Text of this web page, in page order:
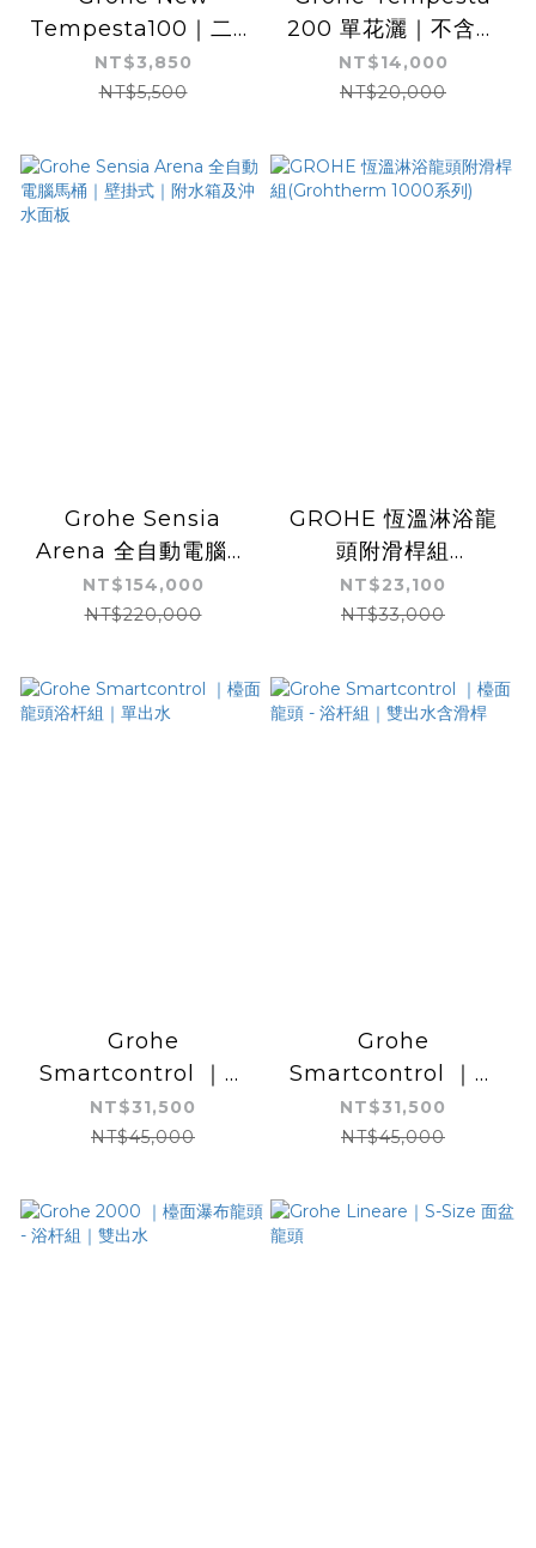
Tempesta100｜二段
出水｜蓮蓬頭浴杆60
公分組
NT$3,850
NT$5,500
200 單花灑｜不含龍
頭｜可搭配各式沐浴龍
頭
NT$14,000
NT$20,000
Grohe Sensia
Arena 全自動電腦馬
桶｜壁掛式｜附水箱及
沖水面板
NT$154,000
NT$220,000
GROHE 恆溫淋浴龍
頭附滑桿組
(Grohtherm 1000系
列)
NT$23,100
NT$33,000
Grohe
Smartcontrol ｜檯
面龍頭浴杆組｜單出水
NT$31,500
NT$45,000
Grohe
Smartcontrol ｜檯
面龍頭 - 浴杆組｜雙
出水含滑桿
NT$31,500
NT$45,000